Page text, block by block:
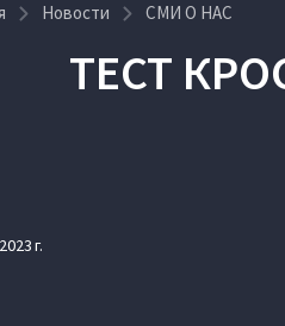
Новости СМИ О НАС
ТЕСТ
г.